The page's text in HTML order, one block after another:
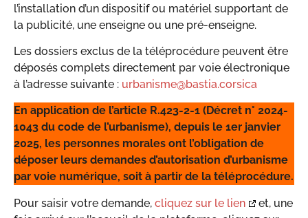
l’installation d’un dispositif ou matériel supportant de
la publicité, une enseigne ou une pré-enseigne.
Les dossiers exclus de la téléprocédure peuvent être
déposés complets directement par voie électronique
à l’adresse suivante : urbanisme@bastia.corsica
En application de l’article R.423-2-1 (Décret n° 2024-
1043 du code de l’urbanisme), depuis le 1er janvier
2025, les personnes morales ont l’obligation de
déposer leurs demandes d’autorisation d’urbanisme
par voie numérique, soit à partir de la téléprocédure.
Pour saisir votre demande, cliquez sur le lien
et, une